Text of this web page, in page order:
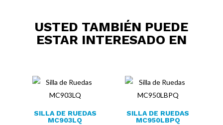
USTED TAMBIÉN PUEDE
ESTAR INTERESADO EN
SILLA DE RUEDAS
MC903LQ
SILLA DE RUEDAS
MC950LBPQ